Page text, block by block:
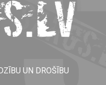
UN DROŠĪBU